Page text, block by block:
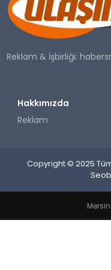
SAĞLIK
YAŞAM
Reklam & İşbirliği:
Hakkımızda
Reklam
Copyright © 2025 Tüm